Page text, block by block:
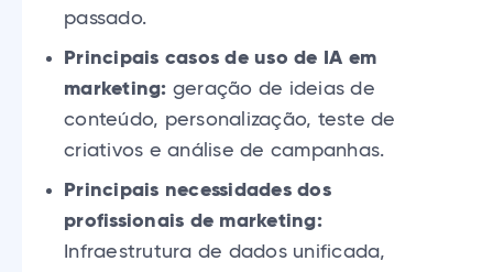
passado.
Principais casos de uso de IA em
marketing: geração de ideias de
conteúdo, personalização, teste de
criativos e análise de campanhas.
Principais necessidades dos
profissionais de marketing:
Infraestrutura de dados unificada,